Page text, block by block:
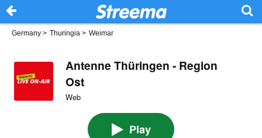
Germany > Thuringia > Weimar
Antenne Thüringen - Region
Ost
Web
Play